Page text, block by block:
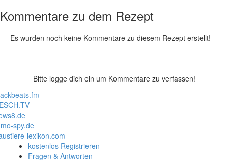
Kommentare zu dem Rezept
Es wurden noch keine Kommentare zu diesem Rezept erstellt!
Bitte logge dich ein um Kommentare zu verfassen!
spy.de
lexikon.com
kostenlos Registrieren
Fragen & Antworten